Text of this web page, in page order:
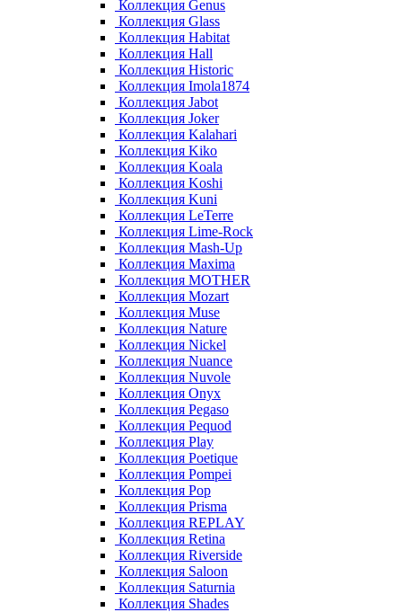
Коллекция Genus
Коллекция Glass
Коллекция Habitat
Коллекция Hall
Коллекция Historic
Коллекция Imola1874
Коллекция Jabot
Коллекция Joker
Коллекция Kalahari
Коллекция Kiko
Коллекция Koala
Коллекция Koshi
Коллекция Kuni
Коллекция LeTerre
Коллекция Lime-Rock
Коллекция Mash-Up
Коллекция Maxima
Коллекция MOTHER
Коллекция Mozart
Коллекция Muse
Коллекция Nature
Коллекция Nickel
Коллекция Nuance
Коллекция Nuvole
Коллекция Onyx
Коллекция Pegaso
Коллекция Pequod
Коллекция Play
Коллекция Poetique
Коллекция Pompei
Коллекция Pop
Коллекция Prisma
Коллекция REPLAY
Коллекция Retina
Коллекция Riverside
Коллекция Saloon
Коллекция Saturnia
Коллекция Shades